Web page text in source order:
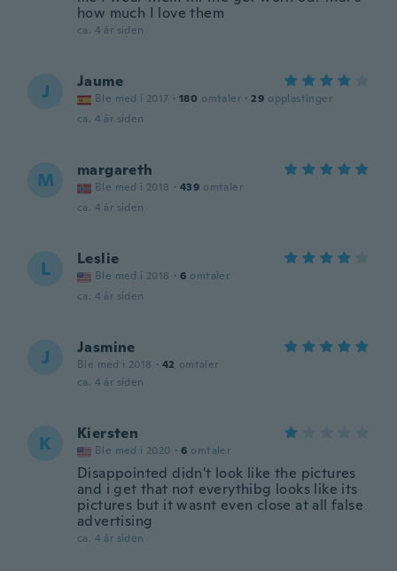
how much I love them
ca. 4 år siden
J Jaume
Ble med i 2017 · 180 omtaler · 29 opplastinger
ca. 4 år siden
M margareth
Ble med i 2018 · 439 omtaler
ca. 4 år siden
L Leslie
Ble med i 2018 · 6 omtaler
ca. 4 år siden
J Jasmine
Ble med i 2018 · 42 omtaler
ca. 4 år siden
K Kiersten
Ble med i 2020 · 6 omtaler
Disappointed didn't look like the pictures
and i get that not everythibg looks like its
pictures but it wasnt even close at all false
advertising
ca. 4 år siden